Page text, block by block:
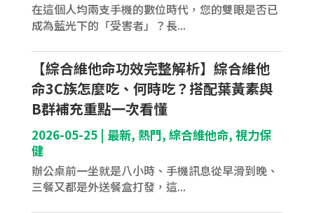
在這個人均兩支手機的數位時代，您的雙眼是否已
成為藍光下的「受害者」？長...
【綜合維他命功效完整解析】綜合維他
命3C族怎麼吃、何時吃？搭配葉黃素與
B群補充重點一次看懂
2026-05-25| 最新, 熱門, 綜合維他命, 視力保
健
辦公桌前一坐就是八小時、手機訊息從早滑到晚、
三餐又都是外送餐盒打發，這...